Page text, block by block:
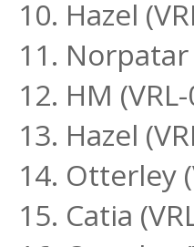
10. Hazel
11. Norpatar
12. HM
13. Hazel
14. Otterley
15. Catia